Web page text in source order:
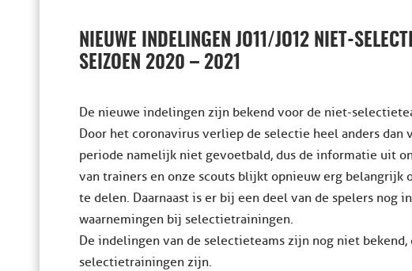
NIEUWE INDELINGEN JO11/JO12 NIET-
SEIZOEN 2020 – 2021
De nieuwe indelingen zijn bekend voor de niet-
Door het coronavirus verliep de selectie heel anders dan
periode namelijk niet gevoetbald, dus de informatie uit
van trainers en onze scouts blijkt opnieuw erg belangrijk
te delen. Daarnaast is er bij een deel van de spelers nog
waarnemingen bij selectietrainingen.
De indelingen van de selectieteams zijn nog niet
selectietrainingen zijn.